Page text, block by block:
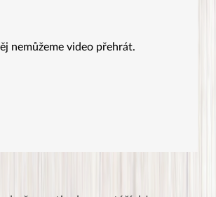
nemůžeme video přehrát.
uznání pro hlavní dvojici Peťa a Gábi!! 👏